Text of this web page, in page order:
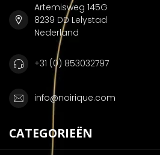
Artemisweg 145G
8239 DD Lelystad
Nederland
+31 (0) 853032797
info@noirique.com
CATEGORIEËN